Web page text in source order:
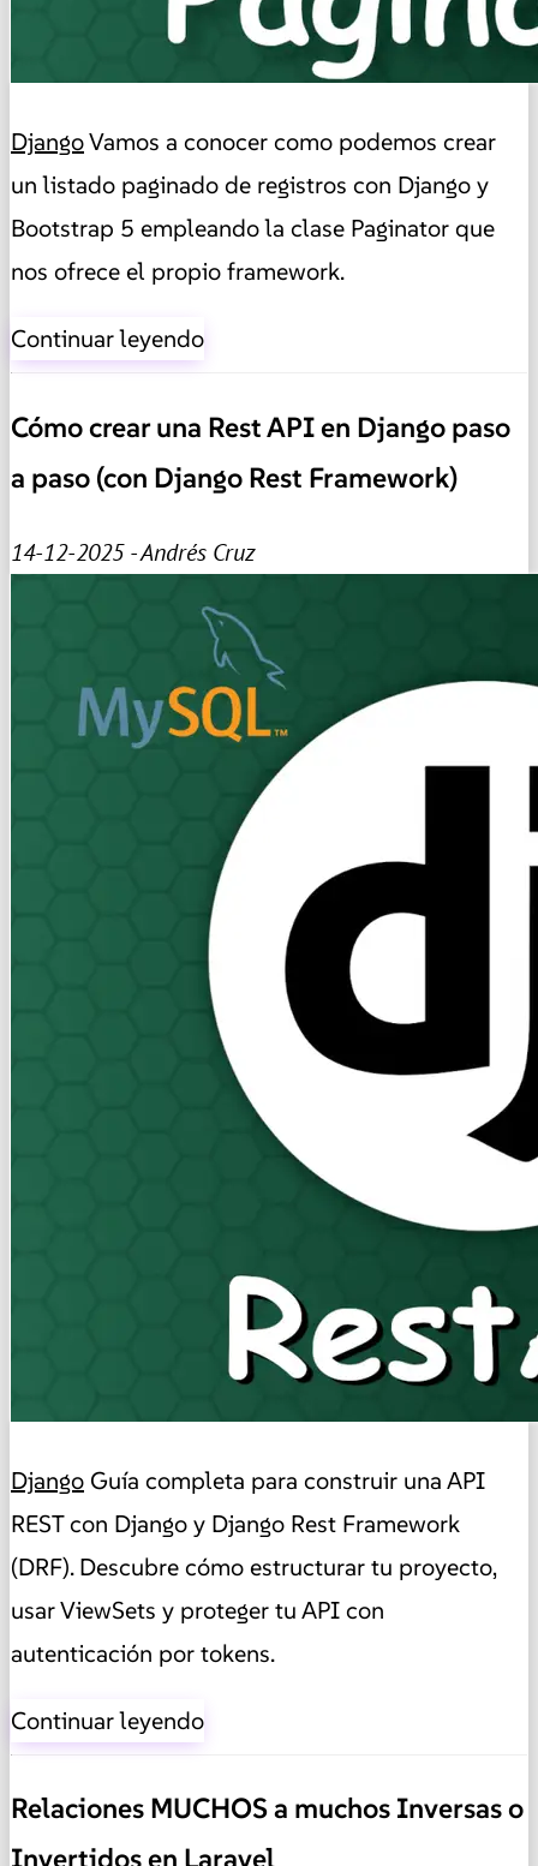
DjangoVamos a conocer como podemos crear
un listado paginado de registros con Django y
Bootstrap 5 empleando la clase Paginator que
nos ofrece el propio framework.
Continuar leyendo
Cómo crear una Rest API en Django paso
a paso (con Django Rest Framework)
14-12-2025 - Andrés Cruz
Django Guía completa para construir una API
REST con Django y Django Rest Framework
(DRF). Descubre cómo estructurar tu proyecto,
usar ViewSets y proteger tu API con
autenticación por tokens.
Continuar leyendo
Relaciones MUCHOS a muchos Inversas o